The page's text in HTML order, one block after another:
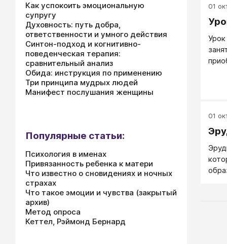
01
01
Как успокоить эмоциональную
супругу
Духовность: путь добра,
ответственности и умного действия
Синтон-подход и когнитивно-
поведенческая терапия:
сравнительный анализ
Обида: инструкция по применению
Три принципа мудрых людей
Манифест послушания женщины
Популярные статьи:
Психология в именах
Привязанность ребенка к матери
Что известно о сновидениях и ночных
страхах
Что такое эмоции и чувства (закрытый
архив)
Метод опроса
Кеттел, Рэймонд Бернард